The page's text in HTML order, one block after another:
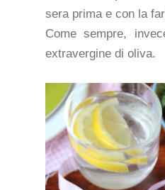
sera prima e con la
Come sempre,
extravergine di oliva.